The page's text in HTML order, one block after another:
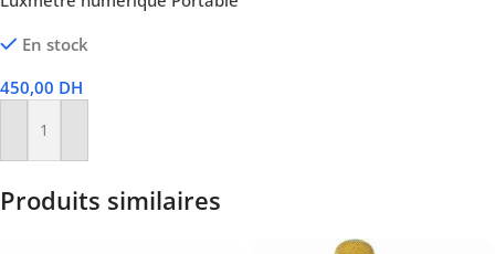
En stock
450,00 DH
Ajouter Au Panier
Produits similaires